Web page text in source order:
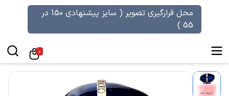
محل قرارگیری تصویر ( سایز پیشنهادی 150 در
55 )
0